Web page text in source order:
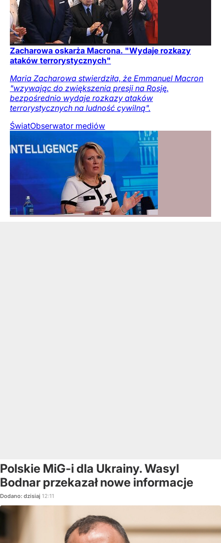
Zacharowa oskarża Macrona. "Wydaje rozkazy
ataków terrorystycznych"
Maria Zacharowa stwierdziła, że Emmanuel Macron
"wzywając do zwiększenia presji na Rosję,
bezpośrednio wydaje rozkazy ataków
terrorystycznych na ludność cywilną".
ŚwiatObserwator mediów
Polskie MiG-i dla Ukrainy. Wasyl
Bodnar przekazał nowe informacje
Dodano: dzisiaj 12:11